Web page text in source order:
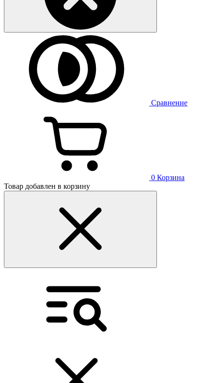
Сравнение
0 Корзина
Товар добавлен в корзину